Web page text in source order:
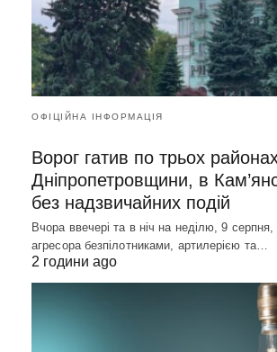
ОФІЦІЙНА ІНФОРМАЦІЯ
Ворог гатив по трьох
Дніпропетровщини, в
без надзвичайних подій
Вчора ввечері та в ніч на неділю, 9 серпня,
агресора безпілотниками, артилерією та…
2 години ago